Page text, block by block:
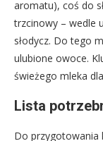
aromatu), coś do
trzcinowy – wedle
słodycz. Do tego
ulubione owoce.
świeżego mleka
Lista
Do przygotowania